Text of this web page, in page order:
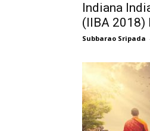
Indiana
(IIBA 2018)
Subbarao Sripada -